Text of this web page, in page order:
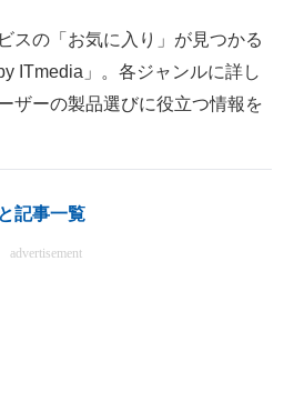
線
話題
スの「お気に入り」が見つかる
ITmedia」。各ジャンルに詳し
ザーの製品選びに役立つ情報を
記事一覧
advertisement